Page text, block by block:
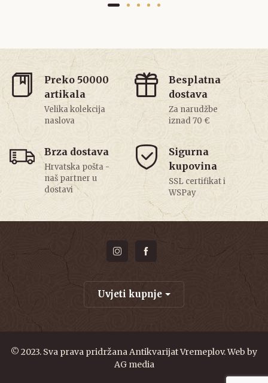
Preko 50000
artikala
Velika kolekcija
naslova
Besplatna
dostava
Za narudžbe
iznad 70 €
Brza dostava
Hrvatska pošta -
naš partner u
dostavi
Sigurna
kupovina
SSL certifikat i
WSPay
Uvjeti kupnje
© 2023. Sva prava pridržana Antikvarijat Vremeplov. Web by
AG media